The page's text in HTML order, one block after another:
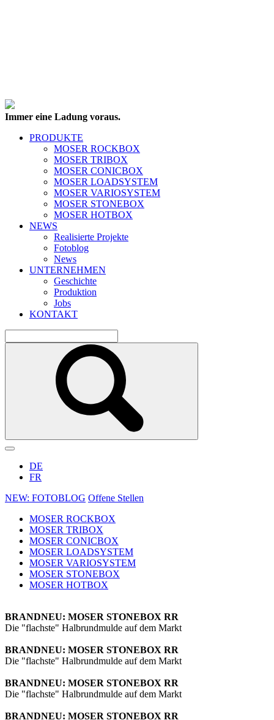
Immer eine Ladung voraus.
PRODUKTE
MOSER ROCKBOX
MOSER TRIBOX
MOSER CONICBOX
MOSER LOADSYSTEM
MOSER VARIOSYSTEM
MOSER STONEBOX
MOSER HOTBOX
NEWS
Realisierte Projekte
Fotoblog
News
UNTERNEHMEN
Geschichte
Produktion
Jobs
KONTAKT
DE
FR
NEW: FOTOBLOG Offene Stellen
MOSER ROCKBOX
MOSER TRIBOX
MOSER CONICBOX
MOSER LOADSYSTEM
MOSER VARIOSYSTEM
MOSER STONEBOX
MOSER HOTBOX
BRANDNEU: MOSER STONEBOX RR
Die "flachste" Halbrundmulde auf dem Markt
BRANDNEU: MOSER STONEBOX RR
Die "flachste" Halbrundmulde auf dem Markt
BRANDNEU: MOSER STONEBOX RR
Die "flachste" Halbrundmulde auf dem Markt
BRANDNEU: MOSER STONEBOX RR